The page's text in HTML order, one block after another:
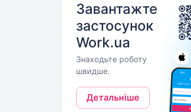
Завантажте
застосунок
Work.ua
Знаходьте роботу
швидше.
Детальніше